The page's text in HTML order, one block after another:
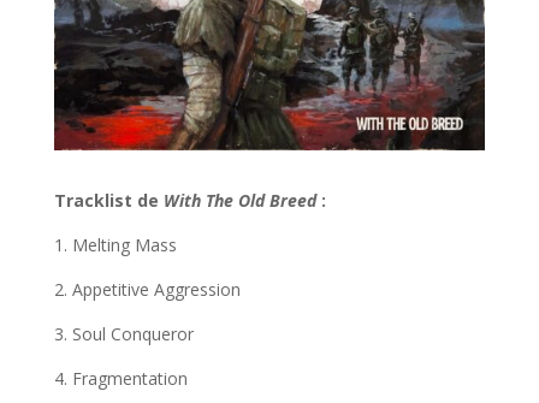
Tracklist de With The Old Breed :
1. Melting Mass
2. Appetitive Aggression
3. Soul Conqueror
4. Fragmentation